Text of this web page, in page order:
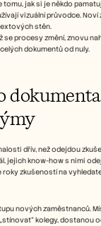
tomu, jak si je někdo
vizuální průvodce.
stěn.
se procesy změní, znovu
dokumentů od nuly.
dřív, než odejdou
jejich know-how s nimi
zkušeností na
nových zaměstnanců.
kolegy, dostanou